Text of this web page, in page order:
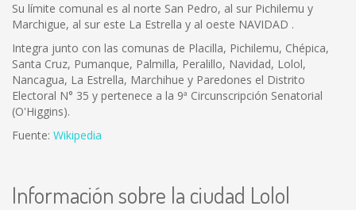
Su límite comunal es al norte San Pedro, al sur Pichilemu y
Marchigue, al sur este La Estrella y al oeste NAVIDAD .
Integra junto con las comunas de Placilla, Pichilemu, Chépica,
Santa Cruz, Pumanque, Palmilla, Peralillo, Navidad, Lolol,
Nancagua, La Estrella, Marchihue y Paredones el Distrito
Electoral N° 35 y pertenece a la 9ª Circunscripción Senatorial
(O'Higgins).
Fuente: Wikipedia
Información sobre la ciudad Lolol